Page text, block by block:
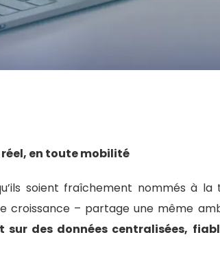
réel, en toute mobilité
soient fraîchement nommés à la
croissance – partage une même
sur des données centralisées,